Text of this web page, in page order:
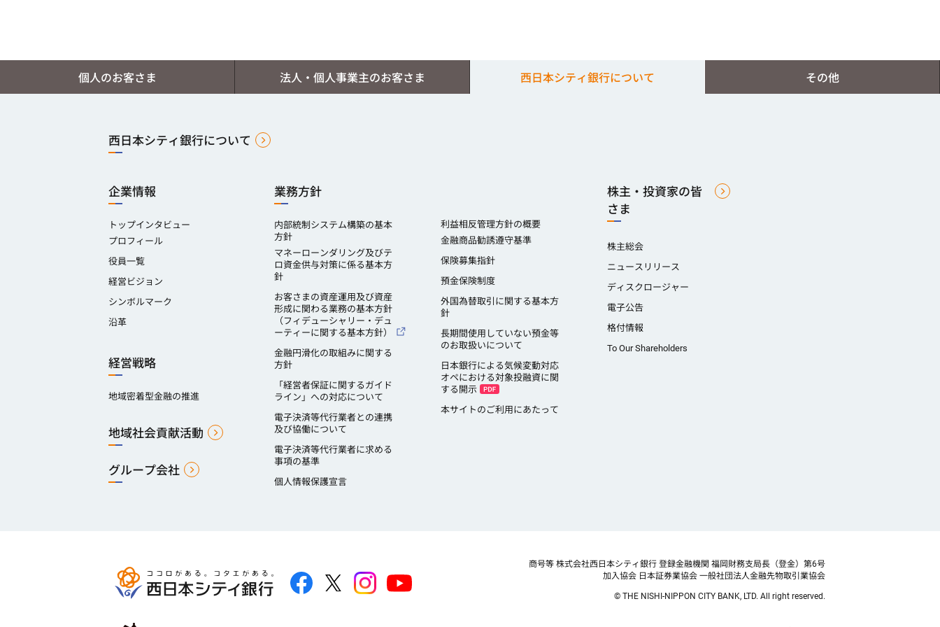
個人のお客さま 法人・個人事業主のお客さま 西日本シティ銀行について その他
西日本シティ銀行について
企業情報
トップインタビュー
プロフィール
役員一覧
経営ビジョン
シンボルマーク
沿革
経営戦略
地域密着型金融の推進
地域社会貢献活動
グループ会社
業務方針
内部統制システム構築の基本
方針
マネーローンダリング及びテ
ロ資金供与対策に係る基本方
針
お客さまの資産運用及び資産
形成に関わる業務の基本方針
（フィデューシャリー・デュ
ーティーに関する基本方針）
金融円滑化の取組みに関する
方針
「経営者保証に関するガイド
ライン」への対応について
電子決済等代行業者との連携
及び協働について
電子決済等代行業者に求める
事項の基準
個人情報保護宣言
利益相反管理方針の概要
金融商品勧誘遵守基準
保険募集指針
預金保険制度
外国為替取引に関する基本方
針
長期間使用していない預金等
のお取扱いについて
日本銀行による気候変動対応
オペにおける対象投融資に関
する開示
本サイトのご利用にあたって
株主・投資家の皆
さま
株主総会
ニュースリリース
ディスクロージャー
電子公告
格付情報
To Our Shareholders
商号等 株式会社西日本シティ銀行 登録金融機関 福岡財務支局長（登金）第6号
加入協会 日本証券業協会 一般社団法人金融先物取引業協会
© THE NISHI-NIPPON CITY BANK, LTD. All right reserved.